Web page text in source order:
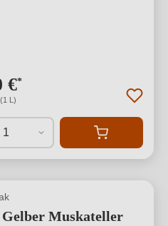
€*
L)
1
Gelber Muskateller